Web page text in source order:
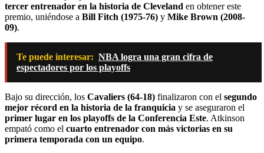
tercer entrenador en la historia de Cleveland en obtener este
premio, uniéndose a Bill Fitch (1975-76) y Mike Brown (2008-
09).
Te puede interesar: NBA logra una gran cifra de
espectadores por los playoffs
Bajo su dirección, los Cavaliers (64-18) finalizaron con el segundo
mejor récord en la historia de la franquicia y se aseguraron el
primer lugar en los playoffs de la Conferencia Este. Atkinson
empató como el cuarto entrenador con más victorias en su
primera temporada con un equipo.